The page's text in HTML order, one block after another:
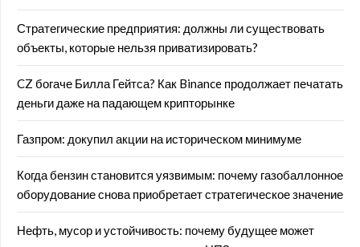
Стратегические предприятия: должны ли существовать
объекты, которые нельзя приватизировать?
CZ богаче Билла Гейтса? Как Binance продолжает печатать
деньги даже на падающем крипторынке
Газпром: докупил акции на историческом минимуме
Когда бензин становится уязвимым: почему газобаллонное
оборудование снова приобретает стратегическое значение
Нефть, мусор и устойчивость: почему будущее может